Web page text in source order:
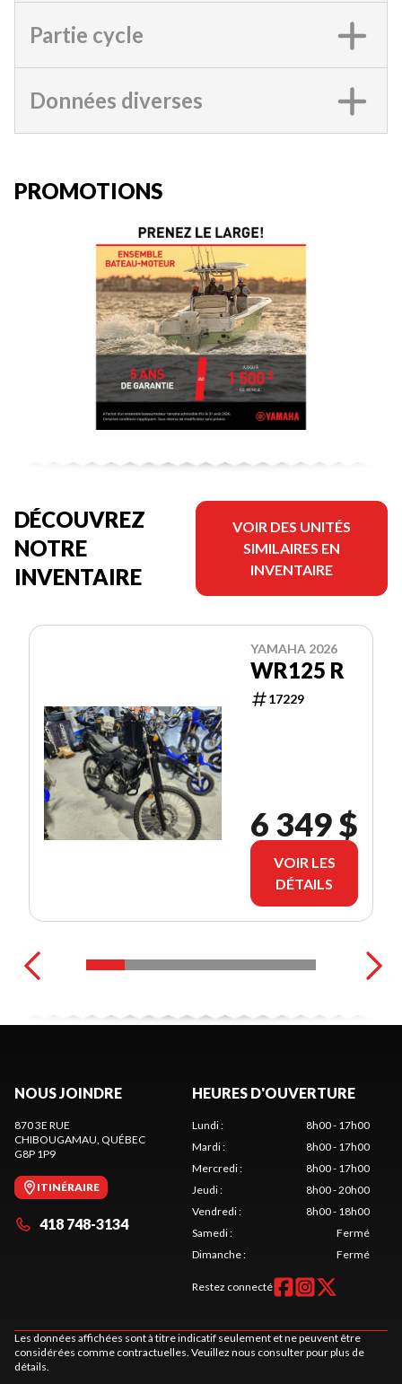
Partie cycle
Données diverses
PROMOTIONS
DÉCOUVREZ
NOTRE
INVENTAIRE
VOIR DES UNITÉS
SIMILAIRES EN
INVENTAIRE
YAMAHA 2026
WR125 R
17229
6 349 $
VOIR LES
DÉTAILS
NOUS JOINDRE
870 3E RUE
CHIBOUGAMAU, QUÉBEC
G8P 1P9
ITINÉRAIRE
418 748-3134
HEURES D'OUVERTURE
Lundi:
8h00 - 17h00
Mardi:
8h00 - 17h00
Mercredi:
8h00 - 17h00
Jeudi:
8h00 - 20h00
Vendredi:
8h00 - 18h00
Samedi:
Fermé
Dimanche: Fermé
Restez connecté
Les données affichées sont à titre indicatif seulement et ne peuvent être
considérées comme contractuelles. Veuillez nous consulter pour plus de
détails.